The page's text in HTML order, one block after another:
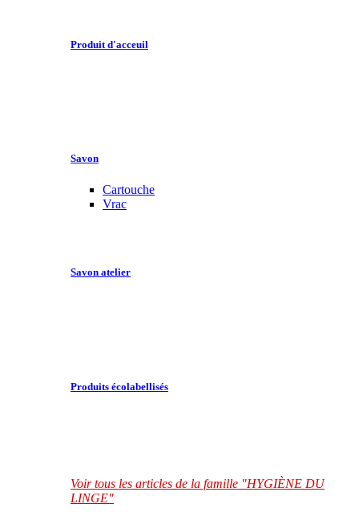
Produit d'acceuil
Savon
Cartouche
Vrac
Savon atelier
Produits écolabellisés
Voir tous les articles de la famille "HYGIÈNE DU
LINGE"